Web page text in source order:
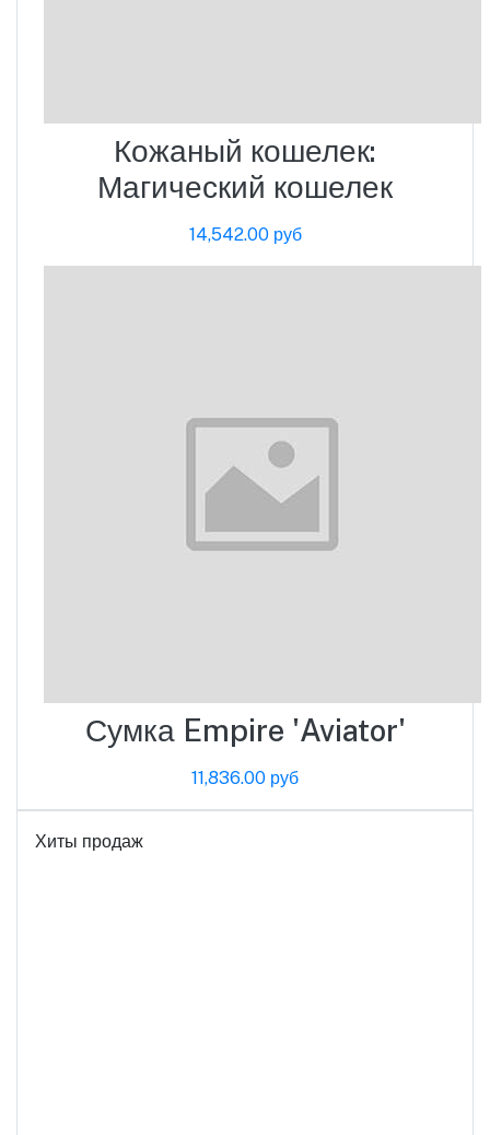
Кожаный кошелек:
Магический кошелек
14,542.00 руб
Сумка Empire 'Aviator'
11,836.00 руб
Хиты продаж